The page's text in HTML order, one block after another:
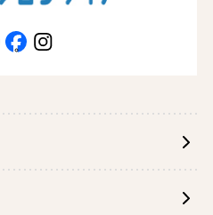
facebookinstagram